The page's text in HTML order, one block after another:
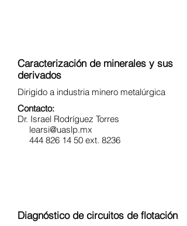
Caracterización de minerales y sus
derivados
Dirigido a industria minero metalúrgica
Contacto:
Dr. Israel Rodríguez Torres
learsi@uaslp.mx
444 826 14 50 ext. 8236
Diagnóstico de circuitos de flotación